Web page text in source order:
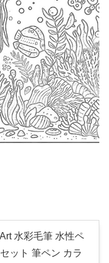
水彩毛筆 水性ペ
ット 筆ペン カラ